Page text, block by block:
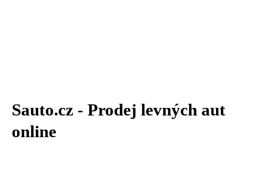
Sauto.cz - Prodej levných aut
online